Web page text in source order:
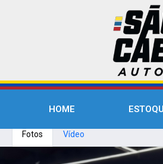
HOME
Fotos Vídeo